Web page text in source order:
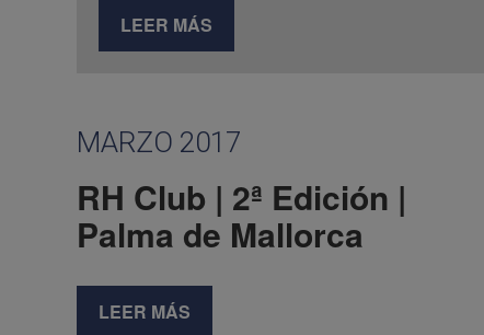
LEER MÁS
MARZO 2017
RH Club | 2ª Edición |
Palma de Mallorca
LEER MÁS